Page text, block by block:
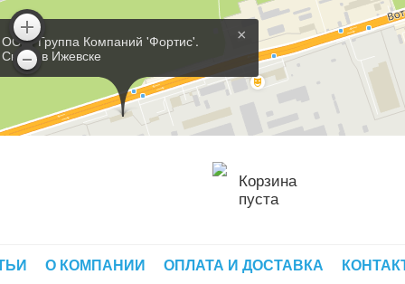
×
ООО 'Группа Компаний 'Фортис'.
Склад в Ижевске
Корзина
пуста
О КОМПАНИИ ОПЛАТА И ДОСТАВКА